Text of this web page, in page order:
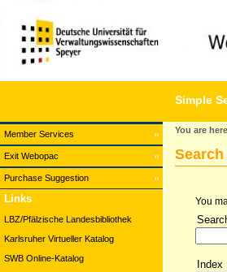
Member Services
Exit Webopac
Purchase Suggestion
Simple
Links
LBZ/Pfälzische Landesbibliothek
Karlsruher Virtueller Katalog
SWB Online-Katalog
You are here
You
Index